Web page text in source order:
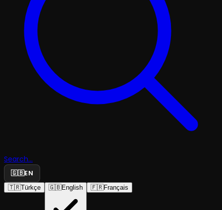
Search...
🇬🇧EN
🇹🇷Türkçe 🇬🇧English 🇫🇷Français